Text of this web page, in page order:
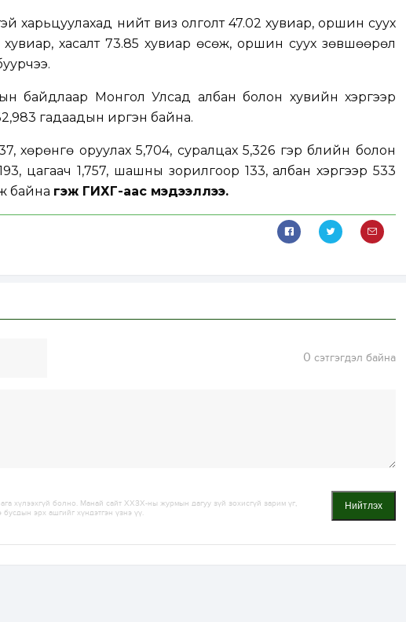
харьцуулахад нийт виз олголт 47.02 хувиар, оршин суух
хасалт 73.85 хувиар өсөж, оршин суух зөвшөөрөл
байдлаар Монгол Улсад албан болон хувийн хэргээр
гадаадын иргэн байна.
хөрөнгө оруулах 5,704, суралцах 5,326 гэр бүлийн болон
цагаач 1,757, шашны зорилгоор 133, албан хэргээр 533
байна гэж ГИХГ-аас мэдээллээ.
0 сэтгэгдэл байна
Нийтлэх
хүлээхгүй болно. Манай сайт ХХЗХ-ны журмын дагуу зүй зохисгүй зарим үг,
бусдын эрх ашгийг хүндэтгэн үзнэ үү.